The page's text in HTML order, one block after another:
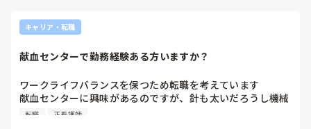
新人さんが可愛そう、と感じることもある反面、ペアの先輩
が何か処置をしているけど、ペアの新人はのんびり記録して
がいいんじゃないの？」と声をかけても、「記録終わってな
早く色々覚えたい！という、意欲があまり感じられず…これ
はPNS云々よりも、その新人の性格かな？とも思いました
が、ほとんどの新人に当てはまりました。。。時代柄でしょ
キャリア・転職
献血センターで勤務経験ある方いますか？
ワークライフバランスを保つため転職を考えています
献血センターに興味があるのですが、針も太いだろうし機械
操作あるしイメージが湧きません
転職 正看護師